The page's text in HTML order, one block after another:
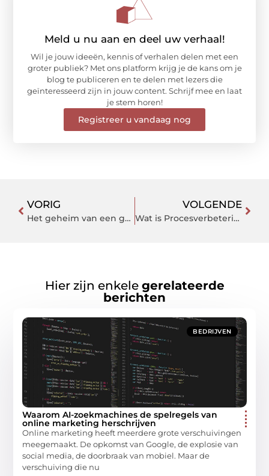
Meld u nu aan en deel uw verhaal!
Wil je jouw ideeën, kennis of verhalen delen met een
groter publiek? Met ons platform krijg je de kans om je
blog te publiceren en te delen met lezers die
geïnteresseerd zijn in jouw content. Schrijf mee en laat
je stem horen!
Registreer u vandaag nog
VORIG
Het geheim van een goede management assistent
VOLGENDE
Wat is Procesverbetering?
Hier zijn enkele gerelateerde
berichten
BEDRIJVEN
Waarom AI-zoekmachines de spelregels van
online marketing herschrijven
Online marketing heeft meerdere grote verschuivingen
meegemaakt. De opkomst van Google, de explosie van
social media, de doorbraak van mobiel. Maar de
verschuiving die nu